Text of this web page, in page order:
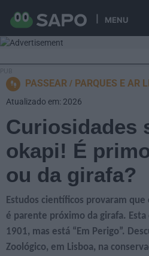
MENU
PASSEAR PARQUES E AR
Curiosidades
okapi! É
ou da girafa?
Estudos científicos provaram que
é parente próximo da girafa.
1901, mas está “Em Perigo”.
Zoológico, em Lisboa, na
Atualizado em: 2026